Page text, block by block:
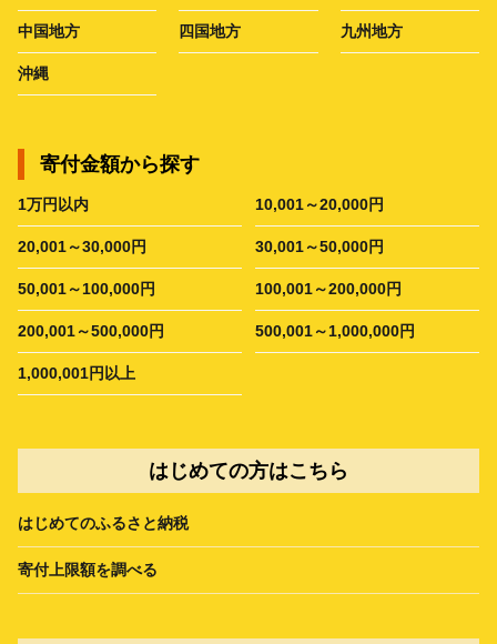
中国地方 四国地方 九州地方
沖縄
寄付金額から探す
1万円以内 10,001～20,000円
20,001～30,000円 30,001～50,000円
50,001～100,000円 100,001～200,000円
200,001～500,000円 500,001～1,000,000円
1,000,001円以上
はじめての方はこちら
はじめてのふるさと納税
寄付上限額を調べる